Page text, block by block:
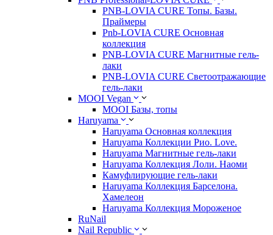
PNB-LOVIA CURE Топы. Базы.
Праймеры
Pnb-LOVIA CURE Основная
коллекция
PNB-LOVIA CURE Магнитные гель-
лаки
PNB-LOVIA CURE Cветоотражающие
гель-лаки
MOOI Vegan
MOOI Базы, топы
Haruyama
Haruyama Основная коллекция
Haruyama Коллекции Рио. Love.
Haruyama Магнитные гель-лаки
Haruyama Коллекция Лоли. Наоми
Камуфлирующие гель-лаки
Haruyama Коллекция Барселона.
Хамелеон
Haruyama Коллекция Мороженое
RuNail
Nail Republic